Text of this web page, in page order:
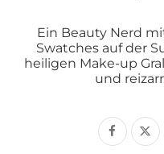
Ein Beauty Nerd
Swatches auf der
heiligen Make-up
und